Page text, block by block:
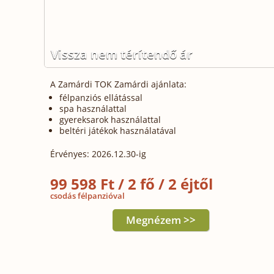
Vissza nem térítendő ár
A Zamárdi TOK Zamárdi ajánlata:
félpanziós ellátással
spa használattal
gyereksarok használattal
beltéri játékok használatával
Érvényes: 2026.12.30-ig
99 598 Ft / 2 fő / 2 éjtől
csodás félpanzióval
Megnézem >>